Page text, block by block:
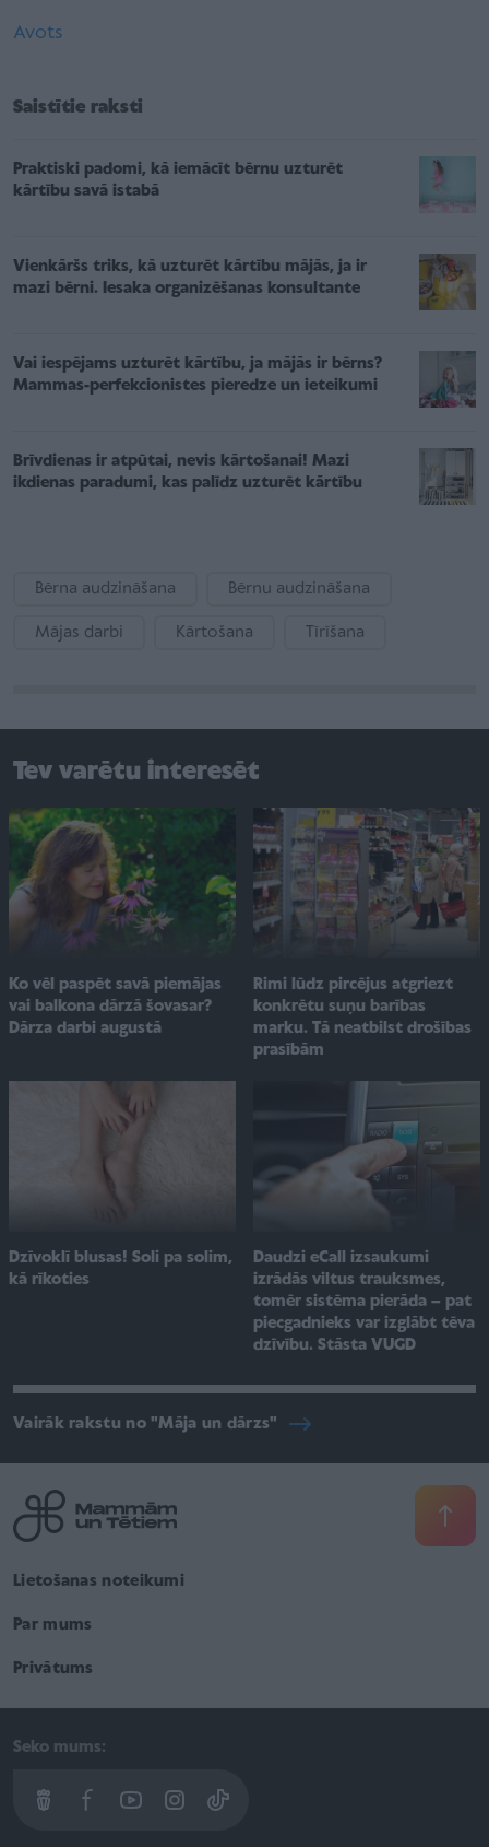
Avots
Saistītie raksti
Praktiski padomi, kā iemācīt bērnu uzturēt
kārtību savā istabā
Vienkāršs triks, kā uzturēt kārtību mājās, ja ir
mazi bērni. Iesaka organizēšanas konsultante
Vai iespējams uzturēt kārtību, ja mājās ir bērns?
Mammas-perfekcionistes pieredze un ieteikumi
Brīvdienas ir atpūtai, nevis kārtošanai! Mazi
ikdienas paradumi, kas palīdz uzturēt kārtību
Bērna audzināšana Bērnu audzināšana
Mājas darbi Kārtošana Tīrīšana
Tev varētu interesēt
Ko vēl paspēt savā piemājas
vai balkona dārzā šovasar?
Dārza darbi augustā
Rimi lūdz pircējus atgriezt
konkrētu suņu barības
marku. Tā neatbilst drošības
prasībām
Dzīvoklī blusas! Soli pa solim,
kā rīkoties
Daudzi eCall izsaukumi
izrādās viltus trauksmes,
tomēr sistēma pierāda – pat
piecgadnieks var izglābt tēva
dzīvību. Stāsta VUGD
Vairāk rakstu no "Māja un dārzs"
Lietošanas noteikumi
Par mums
Privātums
Seko mums: